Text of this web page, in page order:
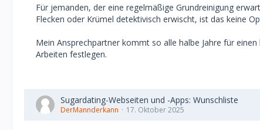
Für jemanden, der eine regelmäßige Grundreinigung
Flecken oder Krümel detektivisch erwischt, ist das keine
Mein Ansprechpartner kommt so alle halbe Jahre für
Arbeiten festlegen.
Sugardating-Webseiten und -Apps: Wunschliste
DerMannderkann 17. Oktober 2025